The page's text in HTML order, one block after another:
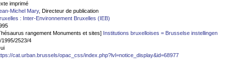
imprimé
Michel Mary, Directeur de publication
: Inter-Environnement Bruxelles (IEB)
rangement Monuments et sites] Institutions bruxelloises = Brusselse instellingen
1995/2523/4
cat.urban.brussels/opac_css/index.php?lvl=notice_display&id=68977